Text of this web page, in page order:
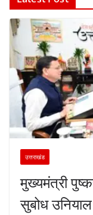
उत्तराखंड
मुख्यमंत्री
सुबोध